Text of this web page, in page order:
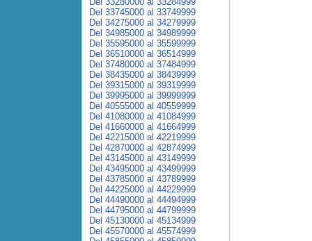
Del 33745000 al 33749999
Del 34275000 al 34279999
Del 34985000 al 34989999
Del 35595000 al 35599999
Del 36510000 al 36514999
Del 37480000 al 37484999
Del 38435000 al 38439999
Del 39315000 al 39319999
Del 39995000 al 39999999
Del 40555000 al 40559999
Del 41080000 al 41084999
Del 41660000 al 41664999
Del 42215000 al 42219999
Del 42870000 al 42874999
Del 43145000 al 43149999
Del 43495000 al 43499999
Del 43785000 al 43789999
Del 44225000 al 44229999
Del 44490000 al 44494999
Del 44795000 al 44799999
Del 45130000 al 45134999
Del 45570000 al 45574999